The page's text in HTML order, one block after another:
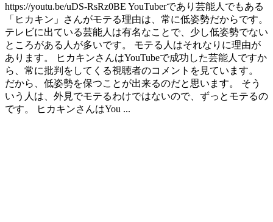
https://youtu.be/uDS-RsRz0BE YouTuberであり芸能人でもある
「ヒカキン」さんがモテる理由は、常に低姿勢だからです。
テレビに出ている芸能人は有名なことで、少し低姿勢でない
ところがある人が多いです。 モテる人はそれなりに理由が
あります。 ヒカキンさんはYouTubeで成功した芸能人ですか
ら、常に批判をしてくる視聴者のコメントを見ています。
だから、低姿勢を保つことが出来るのだと思います。 そう
いう人は、外見でモテるわけではないので、ずっとモテるの
です。 ヒカキンさんはYou ...